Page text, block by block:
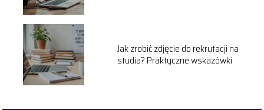
Jak zrobić zdjęcie do rekrutacji na
studia? Praktyczne wskazówki